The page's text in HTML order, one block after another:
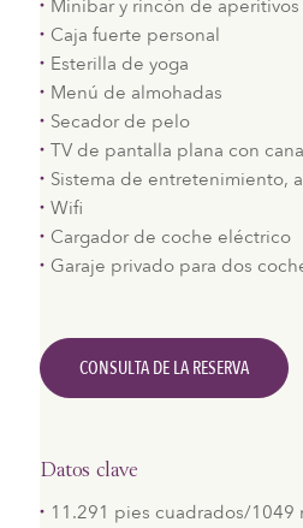
Minibar y rincón de
Caja fuerte personal
Esterilla de yoga
Menú de almohadas
Secador de pelo
TV de pantalla plana con
Sistema de entretenimiento,
Wifi
Cargador de coche eléctrico
Garaje privado para dos
CONSULTA DE LA RESERVA
Datos clave
11.291 pies cuadrados/1049